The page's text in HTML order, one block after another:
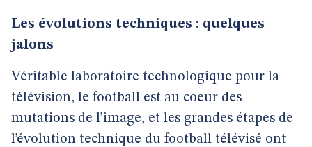
Les évolutions techniques : quelques
jalons
Véritable laboratoire technologique pour la
télévision, le football est au coeur des
mutations de l’image, et les grandes étapes de
l’évolution technique du football télévisé ont